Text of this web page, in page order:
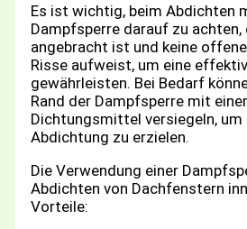
Es ist wichtig, beim Abdichten
Dampfsperre darauf zu
angebracht ist und keine
Risse aufweist, um eine
gewährleisten. Bei Bedarf
Rand der Dampfsperre mit
Dichtungsmittel versiegeln, um
Abdichtung zu erzielen.
Die Verwendung einer
Abdichten von Dachfenstern
Vorteile: